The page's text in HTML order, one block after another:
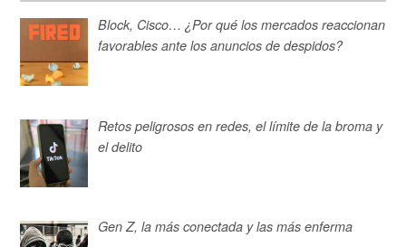
Block, Cisco… ¿Por qué los mercados reaccionan
favorables ante los anuncios de despidos?
Retos peligrosos en redes, el límite de la broma y
el delito
Gen Z, la más conectada y las más enferma